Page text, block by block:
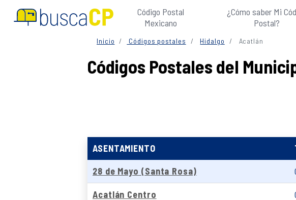
Código Postal
Mexicano
¿Cómo saber Mi
Postal?
Inicio Códigos postales Hidalgo Acatlán
Códigos Postales del
ASENTAMIENTO
28 de Mayo (Santa Rosa)
Acatlán Centro